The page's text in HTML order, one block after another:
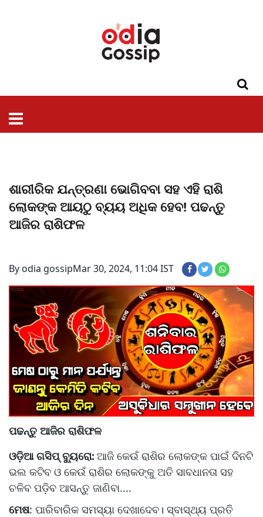
ଶାରୀରିକ ଯନ୍ତ୍ରଣା ଭୋଗିବବା ସହ ଏହି ରାଶି
ଲୋକଙ୍କ ଆୟଠୁ ବ୍ୟୟ ଅଧିକ ହେବ! ପଢନ୍ତୁ
ଆଜିର ରାଶିଫଳ
By odia gossipMar 30, 2024, 11:04 IST
ପଢନ୍ତୁ ଆଜିର ରାଶିଫଳ
ଓଡ଼ିଆ ଗସିପ୍ ବ୍ୟୁରୋ: ଆଜି କେଉଁ ରାଶିର ଲୋକଙ୍କ ପାଇଁ ଦିନଟି
ଭଲ କଟିବ ଓ କେଉଁ ରାଶିର ଲୋକଙ୍କୁ ଅତି ସାବଧାନତା ସହ
ଚଳିବ ପଡ଼ିବ ଆସନ୍ତୁ ଜାଣିବା....
ମେଷ: ପାରିବାରିକ ସମସ୍ୟା ଦେଖାଦେବ। ସ୍ବାସ୍ଥ୍ୟ ପ୍ରତି